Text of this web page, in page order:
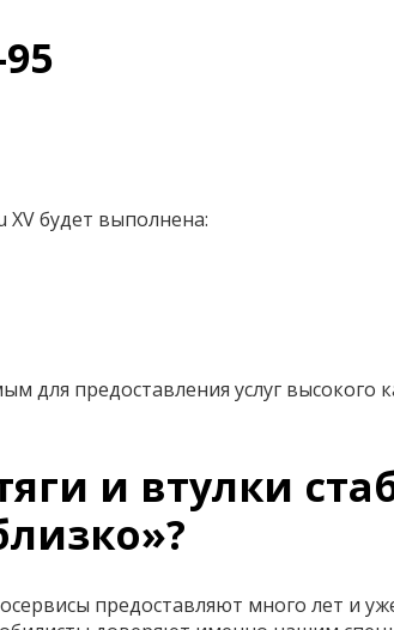
будет выполнена:
для предоставления услуг высокого
и втулки
предоставляют много лет и